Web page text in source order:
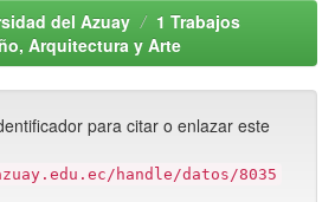
del Azuay
1 Trabajos
Arquitectura y Arte
para citar o enlazar este
handle/datos/8035